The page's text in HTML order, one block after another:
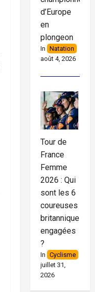
d’Europe
en
plongeon
In Natation
août 4, 2026
Tour de
France
Femme
2026 : Qui
sont les 6
coureuses
britanniques
engagées
?
In Cyclisme
juillet 31,
2026